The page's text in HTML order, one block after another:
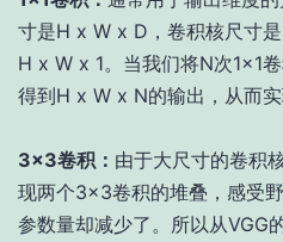
寸是H x W x D，卷积核尺寸
H x W x 1。当我们将N次1×1
得到H x W x N的输出，从而实
3×3卷积： 由于大尺寸的卷积
现两个3×3卷积的堆叠，感受
参数量却减少了。所以从VGG